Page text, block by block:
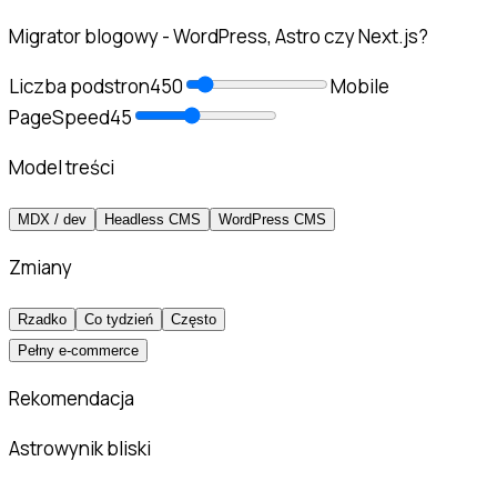
Migrator blogowy - WordPress, Astro czy Next.js?
Liczba podstron450
Mobile
PageSpeed45
Model treści
MDX / dev Headless CMS WordPress CMS
Zmiany
Rzadko Co tydzień
Często
Pełny e-commerce
Rekomendacja
Astrowynik bliski